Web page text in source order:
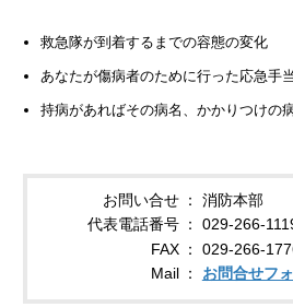
救急隊が到着するまでの容態の変化
あなたが傷病者のために行った応急手
持病があればその病名、かかりつけの
お問い合せ
消防本部
代表電話番号
029-266-
FAX
029-266-
Mail
お問合せフ